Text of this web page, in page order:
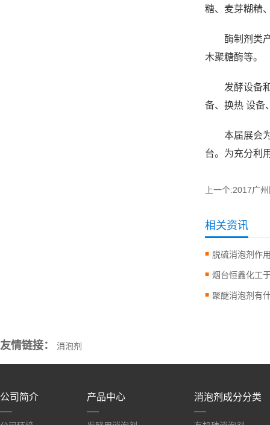
糖、麦芽糊精
酶制剂类
木聚糖酶等。
发酵设备
备、换热 设备
本届展会
台。为充分利
上一个:2017广
相关资讯
脱硫消泡剂作
聚醚消泡剂有
友情链接： 消泡剂
公司简介 产品中心 消泡剂成分分类